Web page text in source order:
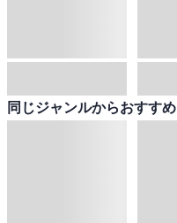
同じジャンルからおすすめ